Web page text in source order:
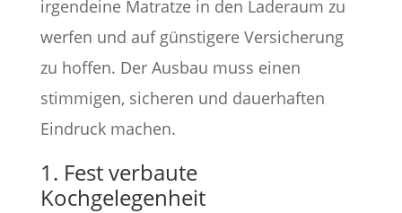
irgendeine Matratze in den Laderaum zu
werfen und auf günstigere Versicherung
zu hoffen. Der Ausbau muss einen
stimmigen, sicheren und dauerhaften
Eindruck machen.
1. Fest verbaute
Kochgelegenheit